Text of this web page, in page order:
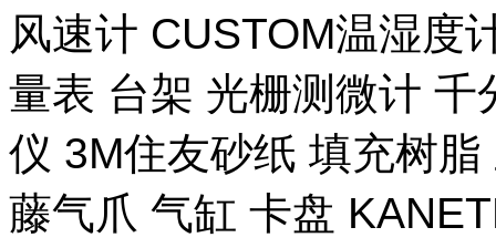
风速计 CUSTOM温湿度
量表 台架 光栅测微计
仪 3M住友砂纸 填充树
藤气爪 气缸 卡盘